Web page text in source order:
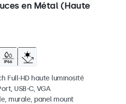
en Métal (Haute
Full-HD haute luminosité
USB-C, VGA
murale, panel mount